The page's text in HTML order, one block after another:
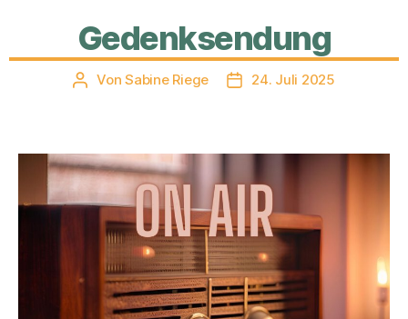
Gedenksendung
Beitragsautor
VonSabine Riege Veröffentlichungsdatum
24. Juli 2025